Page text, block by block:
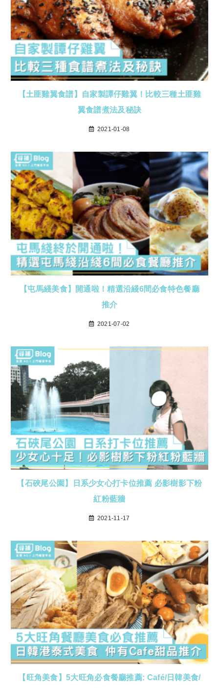
【土匪雞翼食譜】自家製譚仔雞翼！比較三種土匪雞
翼食譜煮法及秘訣
2021-01-08
【屯馬綫美食】開通啦！精選沿綫6間必食特色餐廳
推介
2021-07-02
【石硤尾公園】日系少女心打卡位推薦 必影樹影下粉
紅粉藍牆
2021-11-17
【旺角美食】5大旺角必食餐廳推薦: Café/日韓美食/